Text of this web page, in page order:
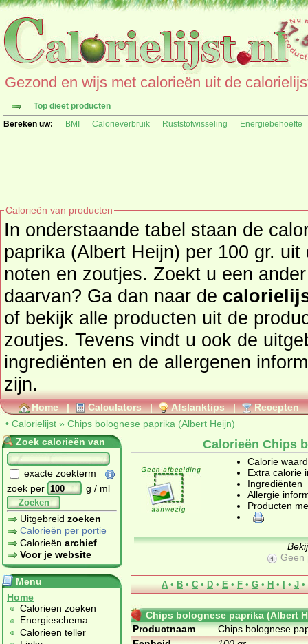
Gezond en wijs met calorieën uit de
Top dieet producten
Bereken uw:
BMI Calorieverbruik Ruststofwisseling Energiebehoefte
Calorieën van producten
In onderstaande tabel staan de
paprika (Albert Heijn) per 100 gr.
noten en zoutjes. Zoekt u een ander product en de calorieën
daarvan? Ga dan naar de
of bekijk alle producten uit de
zoutjes. Tevens vindt u ook de uitgebreide calorie informatie,
ingrediënten en de allergenen
zijn.
Home | Calculators | Afslanktips | Recepten
• Calorielijst » Chips bolognese paprika (Albert Heijn)
Zoek calorieën van
exacte zoekterm
zoek per
g / ml
Zoeken
Uitgebreid zoeken
Calorieën per portie
Calorieën archief
Voor je website
Menu
Home
Calorieen zoeken
Energieschema
Calorieen teller
Calorieën Chips
Calorie
Extra calorie
Ingrediënten
Allergie
Producten
Geen
A • B • C • D • E • F • G • H • I • J •
Chips bolognese paprika (Albert
Productnaam
Chips bolognese